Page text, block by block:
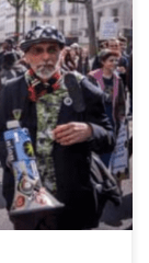
Collomb
cannabisu
już karane.
Spraw
ustawy
jedyne